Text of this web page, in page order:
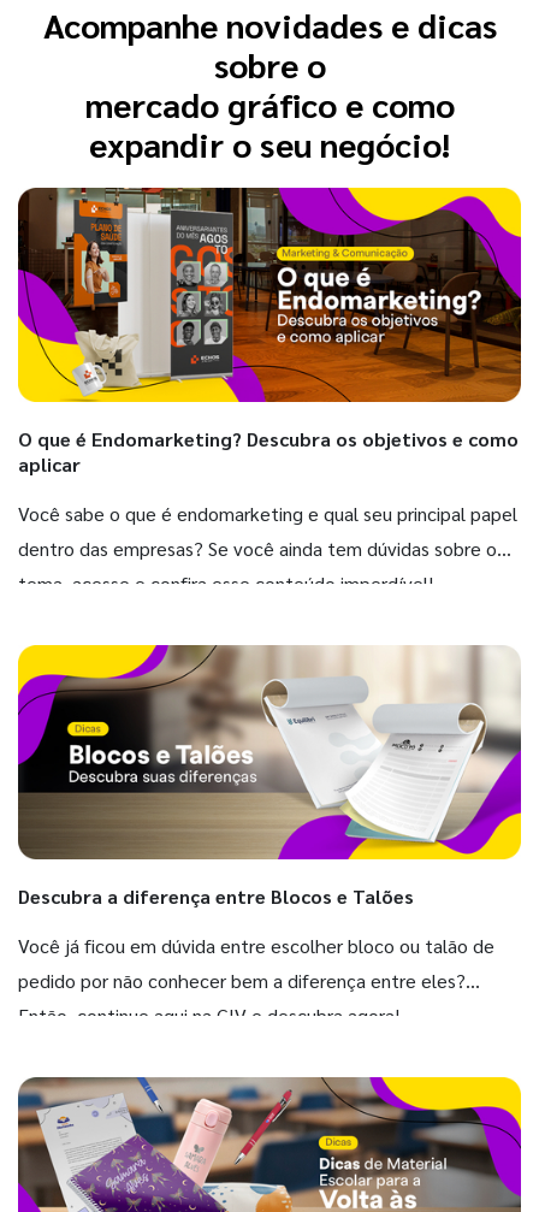
Acompanhe novidades e dicas
sobre o
mercado gráfico e como
expandir o seu negócio!
O que é Endomarketing? Descubra os objetivos e como
aplicar
Você sabe o que é endomarketing e qual seu principal papel
dentro das empresas? Se você ainda tem dúvidas sobre o
tema, acesse e confira esse conteúdo imperdível!
Descubra a diferença entre Blocos e Talões
Você já ficou em dúvida entre escolher bloco ou talão de
pedido por não conhecer bem a diferença entre eles?
Então, continue aqui na GIV e descubra agora!